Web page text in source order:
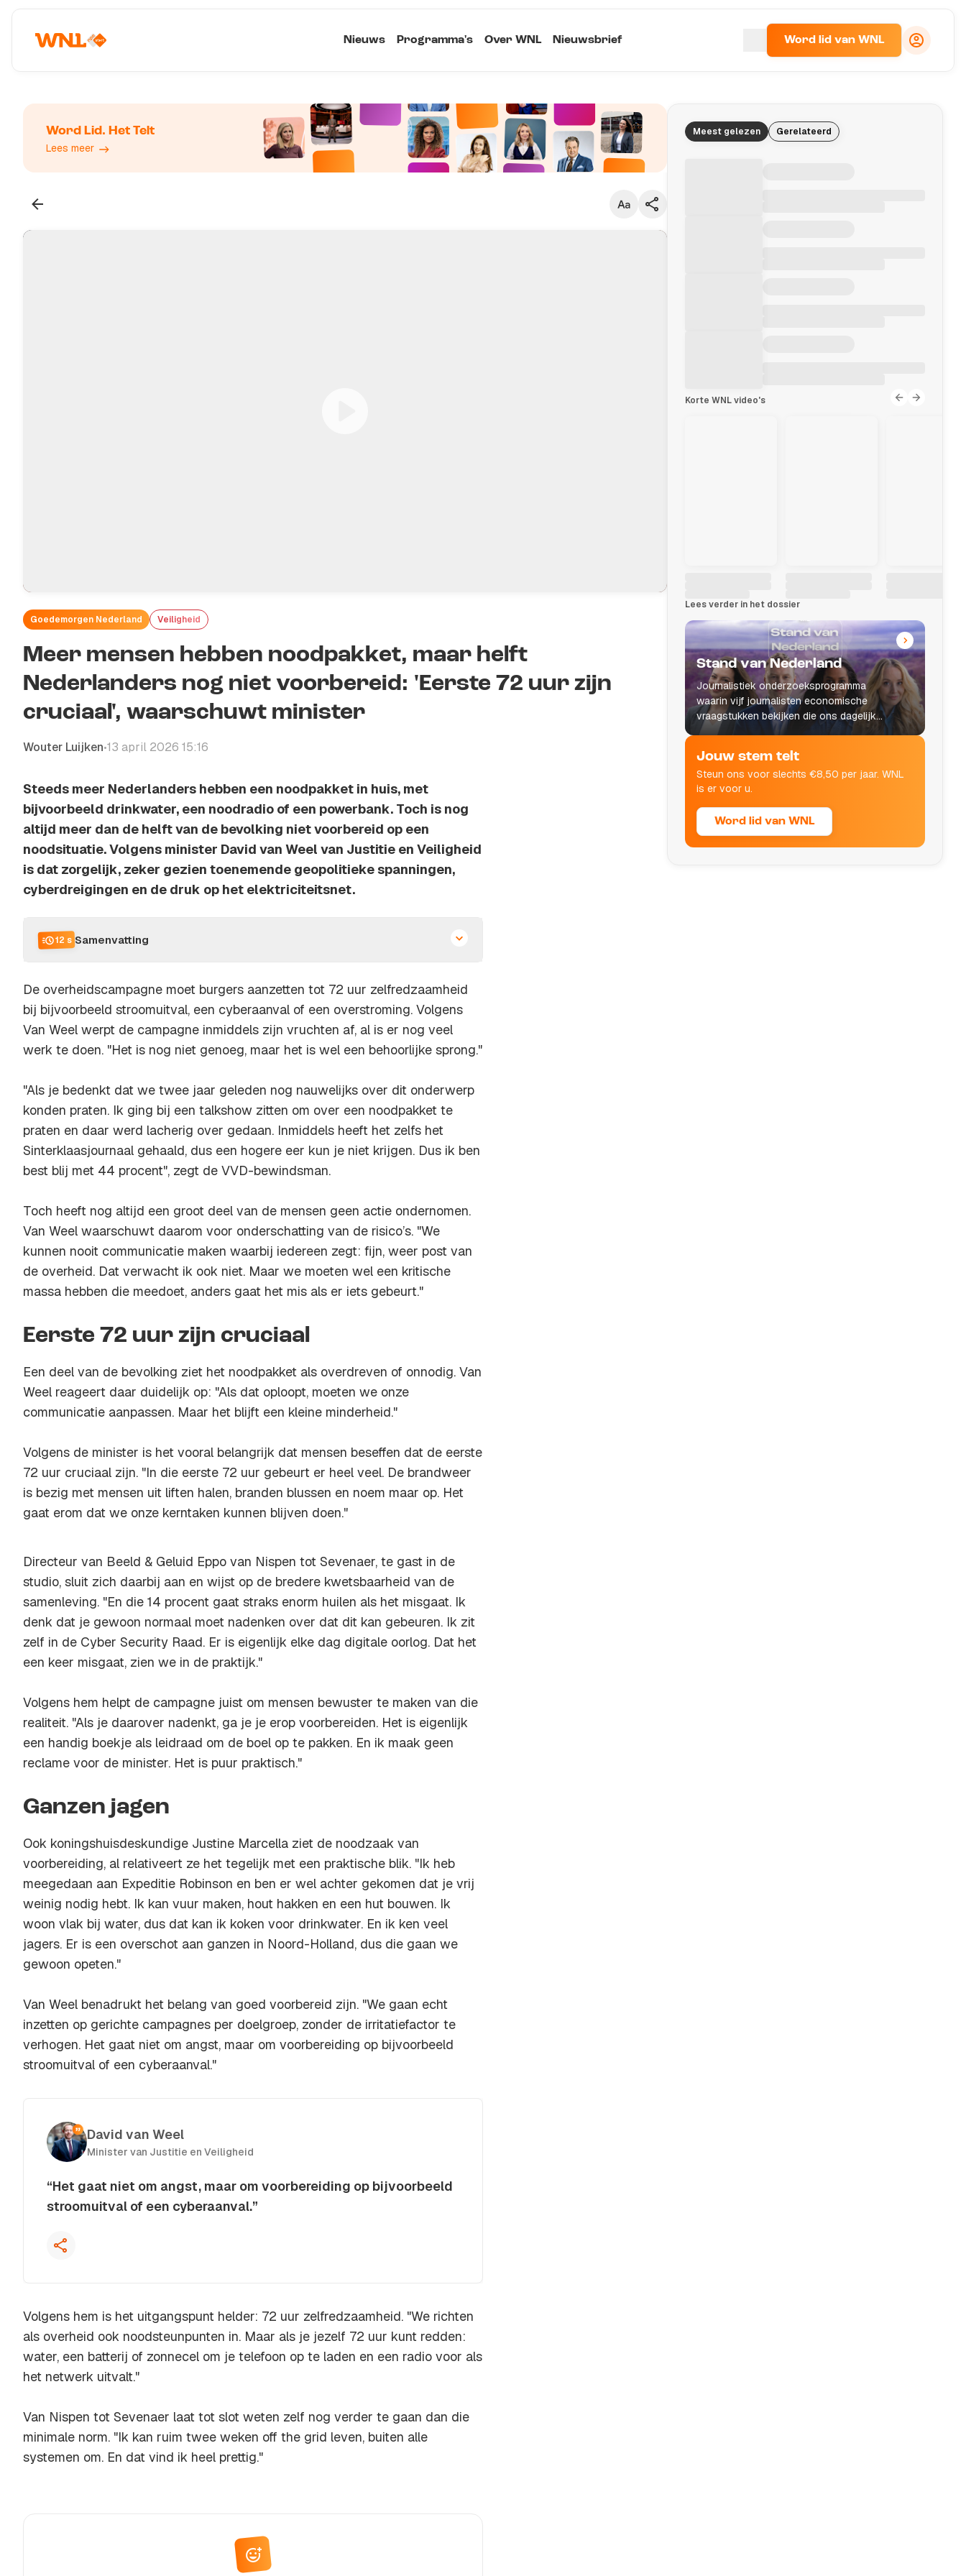
Nieuws Programma's Over WNL Nieuwsbrief Word lid van WNL
Word Lid. Het Telt
Lees meer
Goedemorgen Nederland Veiligheid
Meer mensen hebben noodpakket, maar helft
Nederlanders nog niet voorbereid: 'Eerste 72 uur zijn
cruciaal', waarschuwt minister
Wouter Luijken•13 april 2026 15:16
Steeds meer Nederlanders hebben een noodpakket in huis, met
bijvoorbeeld drinkwater, een noodradio of een powerbank. Toch is nog
altijd meer dan de helft van de bevolking niet voorbereid op een
noodsituatie. Volgens minister David van Weel van Justitie en Veiligheid
is dat zorgelijk, zeker gezien toenemende geopolitieke spanningen,
cyberdreigingen en de druk op het elektriciteitsnet.
12 s Samenvatting
De overheidscampagne moet burgers aanzetten tot 72 uur zelfredzaamheid
bij bijvoorbeeld stroomuitval, een cyberaanval of een overstroming. Volgens
Van Weel werpt de campagne inmiddels zijn vruchten af, al is er nog veel
werk te doen. "Het is nog niet genoeg, maar het is wel een behoorlijke sprong."
"Als je bedenkt dat we twee jaar geleden nog nauwelijks over dit onderwerp
konden praten. Ik ging bij een talkshow zitten om over een noodpakket te
praten en daar werd lacherig over gedaan. Inmiddels heeft het zelfs het
Sinterklaasjournaal gehaald, dus een hogere eer kun je niet krijgen. Dus ik ben
best blij met 44 procent", zegt de VVD-bewindsman.
Toch heeft nog altijd een groot deel van de mensen geen actie ondernomen.
Van Weel waarschuwt daarom voor onderschatting van de risico’s. "We
kunnen nooit communicatie maken waarbij iedereen zegt: fijn, weer post van
de overheid. Dat verwacht ik ook niet. Maar we moeten wel een kritische
massa hebben die meedoet, anders gaat het mis als er iets gebeurt."
Eerste 72 uur zijn cruciaal
Een deel van de bevolking ziet het noodpakket als overdreven of onnodig. Van
Weel reageert daar duidelijk op: "Als dat oploopt, moeten we onze
communicatie aanpassen. Maar het blijft een kleine minderheid."
Volgens de minister is het vooral belangrijk dat mensen beseffen dat de eerste
72 uur cruciaal zijn. "In die eerste 72 uur gebeurt er heel veel. De brandweer
is bezig met mensen uit liften halen, branden blussen en noem maar op. Het
gaat erom dat we onze kerntaken kunnen blijven doen."
Directeur van Beeld & Geluid Eppo van Nispen tot Sevenaer, te gast in de
studio, sluit zich daarbij aan en wijst op de bredere kwetsbaarheid van de
samenleving. "En die 14 procent gaat straks enorm huilen als het misgaat. Ik
denk dat je gewoon normaal moet nadenken over dat dit kan gebeuren. Ik zit
zelf in de Cyber Security Raad. Er is eigenlijk elke dag digitale oorlog. Dat het
een keer misgaat, zien we in de praktijk."
Volgens hem helpt de campagne juist om mensen bewuster te maken van die
realiteit. "Als je daarover nadenkt, ga je je erop voorbereiden. Het is eigenlijk
een handig boekje als leidraad om de boel op te pakken. En ik maak geen
reclame voor de minister. Het is puur praktisch."
Ganzen jagen
Ook koningshuisdeskundige Justine Marcella ziet de noodzaak van
voorbereiding, al relativeert ze het tegelijk met een praktische blik. "Ik heb
meegedaan aan Expeditie Robinson en ben er wel achter gekomen dat je vrij
weinig nodig hebt. Ik kan vuur maken, hout hakken en een hut bouwen. Ik
woon vlak bij water, dus dat kan ik koken voor drinkwater. En ik ken veel
jagers. Er is een overschot aan ganzen in Noord-Holland, dus die gaan we
gewoon opeten."
Van Weel benadrukt het belang van goed voorbereid zijn. "We gaan echt
inzetten op gerichte campagnes per doelgroep, zonder de irritatiefactor te
verhogen. Het gaat niet om angst, maar om voorbereiding op bijvoorbeeld
stroomuitval of een cyberaanval."
David van Weel
Minister van Justitie en Veiligheid
“Het gaat niet om angst, maar om voorbereiding op bijvoorbeeld
stroomuitval of een cyberaanval.”
Kopieer quote
Volgens hem is het uitgangspunt helder: 72 uur zelfredzaamheid. "We richten
als overheid ook noodsteunpunten in. Maar als je jezelf 72 uur kunt redden:
water, een batterij of zonnecel om je telefoon op te laden en een radio voor als
het netwerk uitvalt."
Van Nispen tot Sevenaer laat tot slot weten zelf nog verder te gaan dan die
minimale norm. "Ik kan ruim twee weken off the grid leven, buiten alle
systemen om. En dat vind ik heel prettig."
Meest gelezen Gerelateerd
Korte WNL video's
Lees verder in het dossier
Stand van Nederland
Journalistiek onderzoeksprogramma
waarin vijf journalisten economische
vraagstukken bekijken die ons dagelijks
leven raken.
Jouw stem telt
Steun ons voor slechts €8,50 per jaar. WNL
is er voor u.
Word lid van WNL